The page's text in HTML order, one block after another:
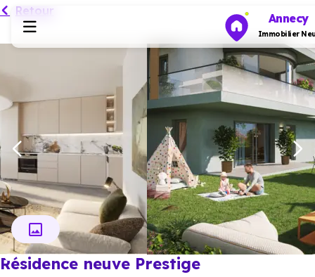
Annecy
Immobilier
Programmes neufs
Habiter
Investir
Actualités
Ressources
Retour
Résidence neuve Prestige